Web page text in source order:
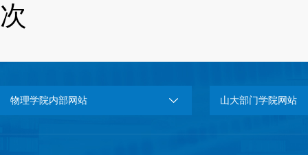
次
物理学院内部网站 山大部门学院网站